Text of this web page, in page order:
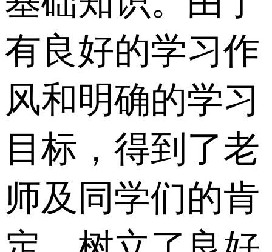
有良好的学习作
风和明确的学习
目标，得到了老
师及同学们的肯